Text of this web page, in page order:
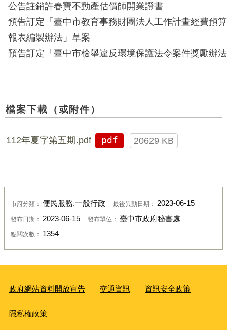
公告註銷許春寶不動產估價師開業證書
預告訂定「臺中市教育事務財團法人工作計畫經費預
報表編製辦法」草案
預告訂定「臺中市檢舉違反環境保護法令案件獎勵辦
檔案下載（或附件）
112年夏字第五期.pdf pdf 20629 KB
市府分類： 便民服務,一般行政 最後異動日期： 2023-06-15
發布日期： 2023-06-15 發布單位： 臺中市政府秘書處
點閱次數： 1354
政府網站資料開放宣告 交通資訊 資訊安全政策
隱私權政策